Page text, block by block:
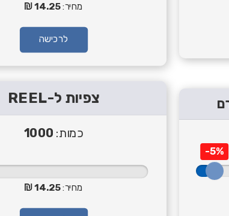
מחיר:14.25
לרכישה
צפיות ל-REEL
כמות: 1000
מחיר:14.25
-5%